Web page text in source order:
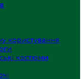
користування
костюми